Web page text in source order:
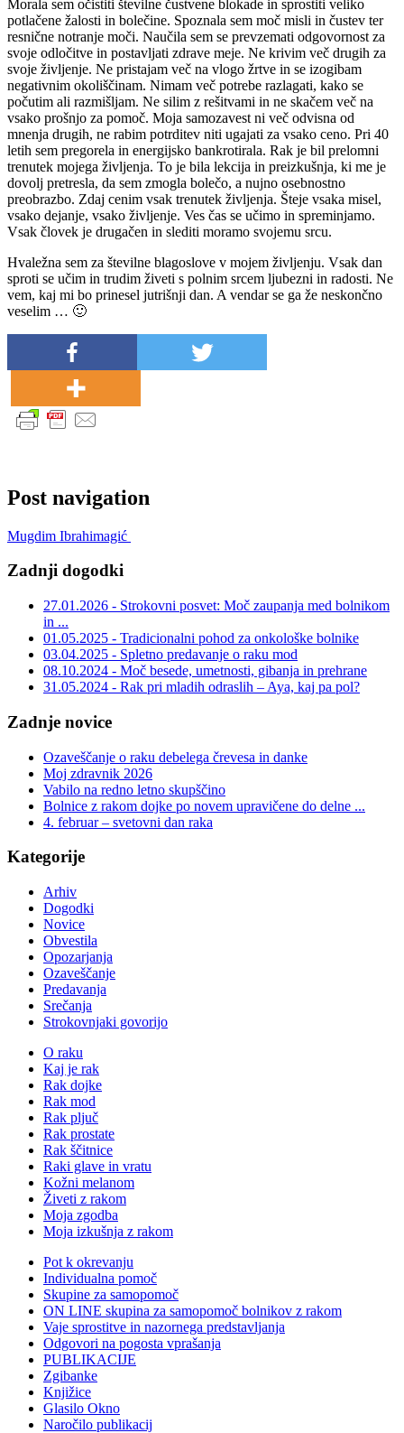
Morala sem očistiti številne čustvene blokade in sprostiti veliko
potlačene žalosti in bolečine. Spoznala sem moč misli in čustev ter
resnične notranje moči. Naučila sem se prevzemati odgovornost za
svoje odločitve in postavljati zdrave meje. Ne krivim več drugih za
svoje življenje. Ne pristajam več na vlogo žrtve in se izogibam
negativnim okoliščinam. Nimam več potrebe razlagati, kako se
počutim ali razmišljam. Ne silim z rešitvami in ne skačem več na
vsako prošnjo za pomoč. Moja samozavest ni več odvisna od
mnenja drugih, ne rabim potrditev niti ugajati za vsako ceno. Pri 40
letih sem pregorela in energijsko bankrotirala. Rak je bil prelomni
trenutek mojega življenja. To je bila lekcija in preizkušnja, ki me je
dovolj pretresla, da sem zmogla bolečo, a nujno osebnostno
preobrazbo. Zdaj cenim vsak trenutek življenja. Šteje vsaka misel,
vsako dejanje, vsako življenje. Ves čas se učimo in spreminjamo.
Vsak človek je drugačen in slediti moramo svojemu srcu.
Hvaležna sem za številne blagoslove v mojem življenju. Vsak dan
sproti se učim in trudim živeti s polnim srcem ljubezni in radosti. Ne
vem, kaj mi bo prinesel jutrišnji dan. A vendar se ga že neskončno
veselim … 🙂
Post navigation
Mugdim Ibrahimagić
Zadnji dogodki
27.01.2026 - Strokovni posvet: Moč zaupanja med bolnikom
in ...
01.05.2025 - Tradicionalni pohod za onkološke bolnike
03.04.2025 - Spletno predavanje o raku mod
08.10.2024 - Moč besede, umetnosti, gibanja in prehrane
31.05.2024 - Rak pri mladih odraslih – Aya, kaj pa pol?
Zadnje novice
Ozaveščanje o raku debelega črevesa in danke
Moj zdravnik 2026
Vabilo na redno letno skupščino
Bolnice z rakom dojke po novem upravičene do delne ...
4. februar – svetovni dan raka
Kategorije
Arhiv
Dogodki
Novice
Obvestila
Opozarjanja
Ozaveščanje
Predavanja
Srečanja
Strokovnjaki govorijo
O raku
Kaj je rak
Rak dojke
Rak mod
Rak pljuč
Rak prostate
Rak ščitnice
Raki glave in vratu
Kožni melanom
Živeti z rakom
Moja zgodba
Moja izkušnja z rakom
Pot k okrevanju
Individualna pomoč
Skupine za samopomoč
ON LINE skupina za samopomoč bolnikov z rakom
Vaje sprostitve in nazornega predstavljanja
Odgovori na pogosta vprašanja
PUBLIKACIJE
Zgibanke
Knjižice
Glasilo Okno
Naročilo publikacij